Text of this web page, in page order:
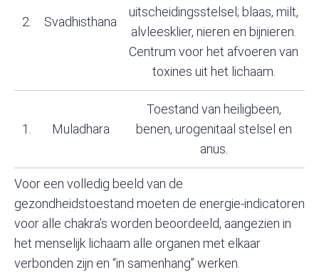
2. Svadhisthana
uitscheidingsstelsel; blaas, milt,
alvleesklier, nieren en bijnieren.
Centrum voor het afvoeren van
toxines uit het lichaam.
1. Muladhara
Toestand van heiligbeen,
benen, urogenitaal stelsel en
anus.
Voor een volledig beeld van de
gezondheidstoestand moeten de energie-indicatoren
voor alle chakra’s worden beoordeeld, aangezien in
het menselijk lichaam alle organen met elkaar
verbonden zijn en “in samenhang” werken.